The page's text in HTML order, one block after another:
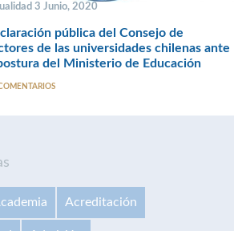
3 Junio, 2020
pública del Consejo de
de las universidades chilenas ante
del Ministerio de Educación
Acreditación